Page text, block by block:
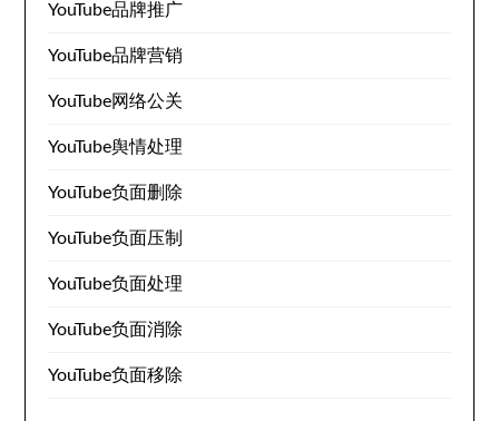
YouTube品牌推广
YouTube品牌营销
YouTube网络公关
YouTube舆情处理
YouTube负面删除
YouTube负面压制
YouTube负面处理
YouTube负面消除
YouTube负面移除